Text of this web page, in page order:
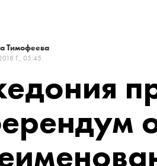
Тимофеева
Г., 05:45